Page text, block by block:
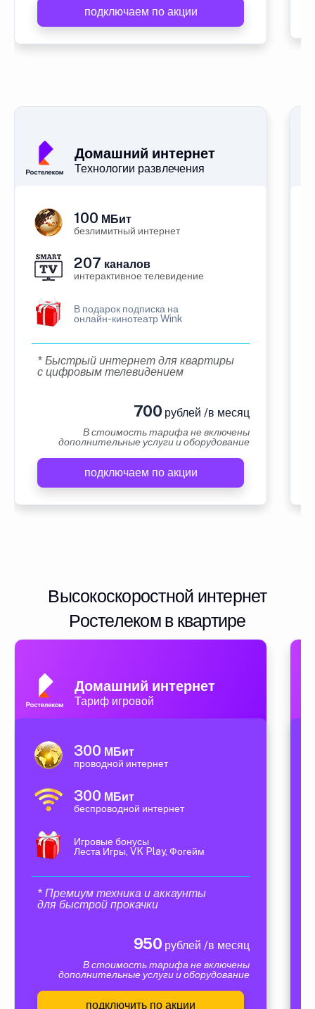
подключаем по акции
Домашний интернет
Технологии развлечения
100 МБит
безлимитный интернет
207 каналов
интерактивное телевидение
В подарок подписка на
онлайн-кинотеатр Wink
* Быстрый интернет для квартиры
с цифровым телевидением
700 рублей /в месяц
В стоимость тарифа не включены
дополнительные услуги и оборудование
подключаем по акции
Высокоскоростной интернет
Ростелеком в квартире
Домашний интернет
Тариф игровой
300 МБит
проводной интернет
300 МБит
беспроводной интернет
Игровые бонусы
Леста Игры, VK Play, Фогейм
* Премиум техника и аккаунты
для быстрой прокачки
950 рублей /в месяц
В стоимость тарифа не включены
дополнительные услуги и оборудование
подключить по акции